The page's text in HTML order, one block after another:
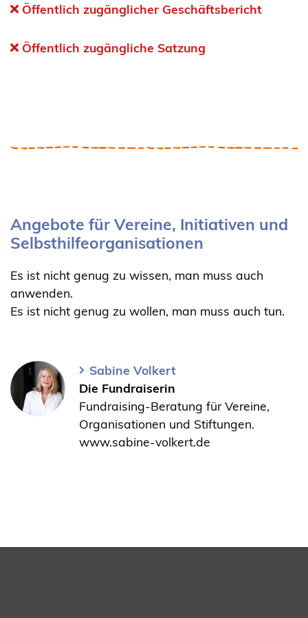
Öffentlich zugänglicher Geschäftsbericht
Öffentlich zugängliche Satzung
Angebote für Vereine, Initiativen und
Selbsthilfeorganisationen
Es ist nicht genug zu wissen, man muss auch
anwenden.
Es ist nicht genug zu wollen, man muss auch tun.
Sabine Volkert
Die Fundraiserin
Fundraising-Beratung für Vereine,
Organisationen und Stiftungen.
www.sabine-volkert.de